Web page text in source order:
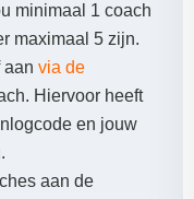
minimaal 1 coach
maximaal 5 zijn.
aan via de
Hiervoor heeft
en jouw
aan de